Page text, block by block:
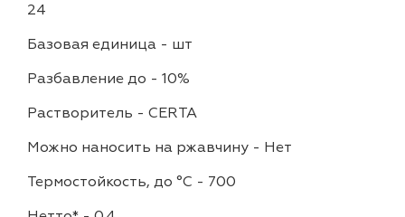
24
Базовая единица - шт
Разбавление до - 10%
Растворитель - CERTA
Можно наносить на ржавчину - Нет
Термостойкость, до °C - 700